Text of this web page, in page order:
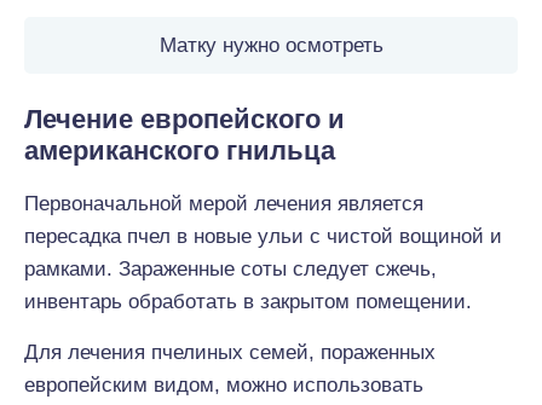
Матку нужно осмотреть
Лечение европейского и
американского гнильца
Первоначальной мерой лечения является
пересадка пчел в новые ульи с чистой вощиной и
рамками. Зараженные соты следует сжечь,
инвентарь обработать в закрытом помещении.
Для лечения пчелиных семей, пораженных
европейским видом, можно использовать